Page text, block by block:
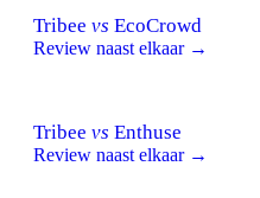
Tribee vs EcoCrowd
Review naast elkaar →
Tribee vs Enthuse
Review naast elkaar →